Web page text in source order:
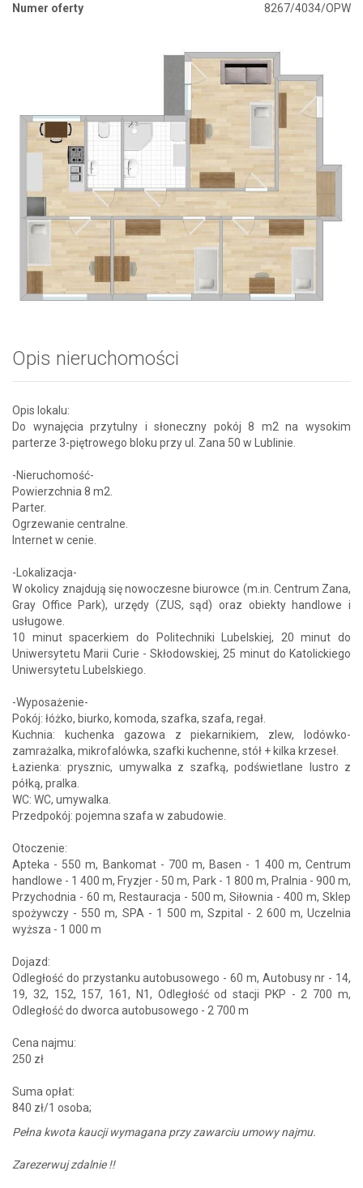
Numer oferty
8267/4034/OPW
Opis nieruchomości
Opis lokalu:
Do wynajęcia przytulny i słoneczny pokój 8 m2 na wysokim
parterze 3-piętrowego bloku przy ul. Zana 50 w Lublinie.
-Nieruchomość-
Powierzchnia 8 m2.
Parter.
Ogrzewanie centralne.
Internet w cenie.
-Lokalizacja-
W okolicy znajdują się nowoczesne biurowce (m.in. Centrum Zana,
Gray Office Park), urzędy (ZUS, sąd) oraz obiekty handlowe i
usługowe.
10 minut spacerkiem do Politechniki Lubelskiej, 20 minut do
Uniwersytetu Marii Curie - Skłodowskiej, 25 minut do Katolickiego
Uniwersytetu Lubelskiego.
-Wyposażenie-
Pokój: łóżko, biurko, komoda, szafka, szafa, regał.
Kuchnia: kuchenka gazowa z piekarnikiem, zlew, lodówko-
zamrażalka, mikrofalówka, szafki kuchenne, stół + kilka krzeseł.
Łazienka: prysznic, umywalka z szafką, podświetlane lustro z
półką, pralka.
WC: WC, umywalka.
Przedpokój: pojemna szafa w zabudowie.
Otoczenie:
Apteka - 550 m, Bankomat - 700 m, Basen - 1 400 m, Centrum
handlowe - 1 400 m, Fryzjer - 50 m, Park - 1 800 m, Pralnia - 900 m,
Przychodnia - 60 m, Restauracja - 500 m, Siłownia - 400 m, Sklep
spożywczy - 550 m, SPA - 1 500 m, Szpital - 2 600 m, Uczelnia
wyższa - 1 000 m
Dojazd:
Odległość do przystanku autobusowego - 60 m, Autobusy nr - 14,
19, 32, 152, 157, 161, N1, Odległość od stacji PKP - 2 700 m,
Odległość do dworca autobusowego - 2 700 m
Cena najmu:
250 zł
Suma opłat:
840 zł/1 osoba;
Pełna kwota kaucji wymagana przy zawarciu umowy najmu.
Zarezerwuj zdalnie !!